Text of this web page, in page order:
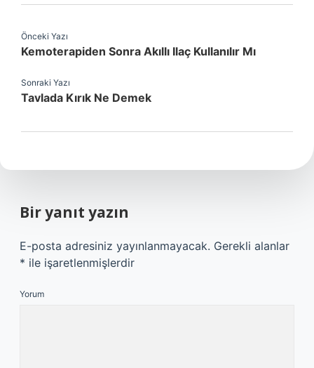
Önceki Yazı
Kemoterapiden Sonra Akıllı Ilaç Kullanılır Mı
Sonraki Yazı
Tavlada Kırık Ne Demek
Bir yanıt yazın
E-posta adresiniz yayınlanmayacak. Gerekli alanlar
* ile işaretlenmişlerdir
Yorum